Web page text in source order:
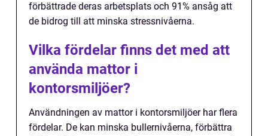
förbättrade deras arbetsplats och 91% ansåg att
de bidrog till att minska stressnivåerna.
Vilka fördelar finns det med att
använda mattor i
kontorsmiljöer?
Användningen av mattor i kontorsmiljöer har flera
fördelar. De kan minska bullernivåerna, förbättra